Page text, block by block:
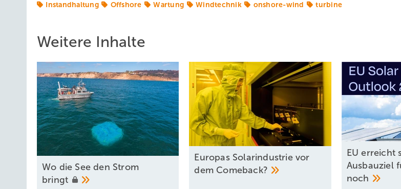
Instandhaltung Offshore Wartung Windtechnik onshore-wind turbine
Weitere Inhalte
Wo die See den Strom
bringt
Europas Solarindustrie vor
dem Comeback?
EU erreicht
Ausbauziel
noch